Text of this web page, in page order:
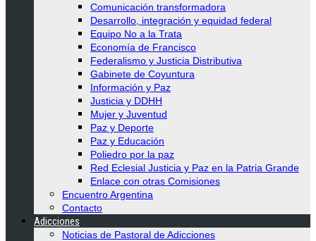
Comunicación transformadora
Desarrollo, integración y equidad federal
Equipo No a la Trata
Economía de Francisco
Federalismo y Justicia Distributiva
Gabinete de Coyuntura
Información y Paz
Justicia y DDHH
Mujer y Juventud
Paz y Deporte
Paz y Educación
Poliedro por la paz
Red Eclesial Justicia y Paz en la Patria Grande
Enlace con otras Comisiones
Encuentro Argentina
Contacto
Adicciones
Noticias de Pastoral de Adicciones